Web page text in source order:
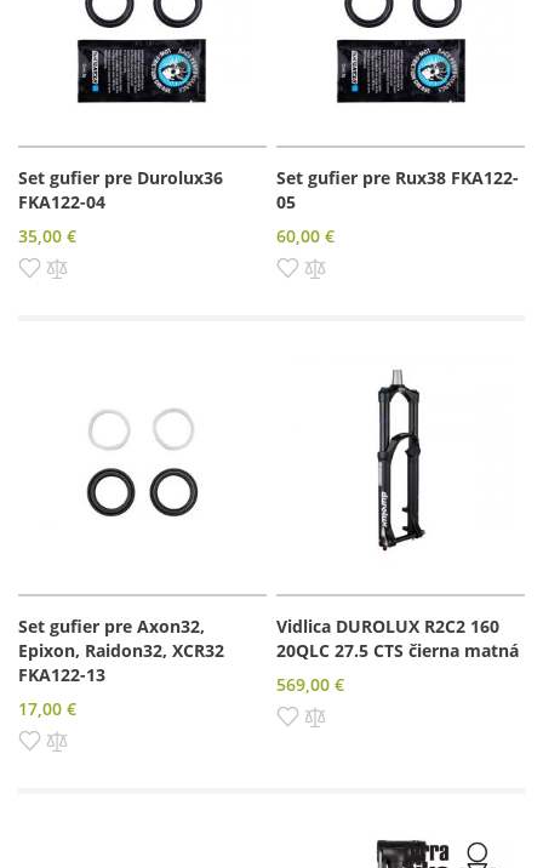
Set gufier pre Durolux36
FKA122-04
35,00 €
Pridať do zoznamu prianí
Set gufier pre Rux38 FKA122-
05
60,00 €
Pridať do zoznamu prianí
Set gufier pre Axon32,
Epixon, Raidon32, XCR32
FKA122-13
17,00 €
Pridať do zoznamu prianí
Vidlica DUROLUX R2C2 160
20QLC 27.5 CTS čierna matná
569,00 €
Pridať do zoznamu prianí